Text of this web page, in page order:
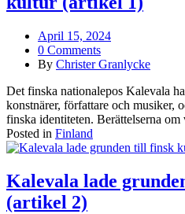
April 15, 2024
0 Comments
By Christer Granlycke
Det finska nationalepos Kalevala
konstnärer, författare och musiker,
finska identiteten. Berättelserna om
Posted in Finland
Kalevala lade
(artikel 2)